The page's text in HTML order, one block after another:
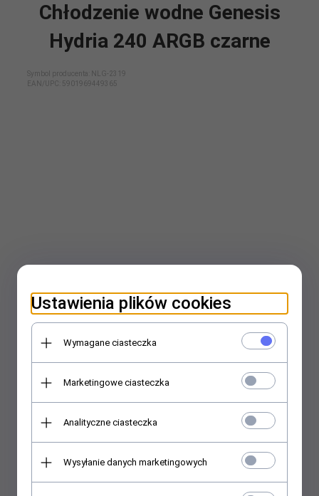
Chłodzenie wodne Genesis
Hydria 240 ARGB czarne
Symbol producenta: NLG-2319
EAN/UPC: 5901969449365
Ustawienia plików cookies
Wymagane ciasteczka
Marketingowe ciasteczka
Analityczne ciasteczka
Wysyłanie danych marketingowych